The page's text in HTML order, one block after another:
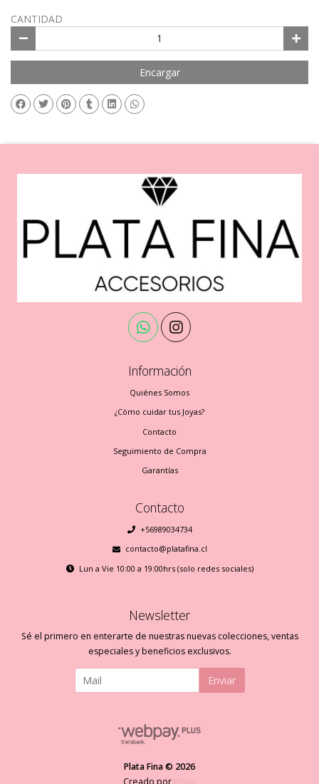
CANTIDAD
Encargar
Información
Quiénes Somos
¿Cómo cuidar tus Joyas?
Contacto
Seguimiento de Compra
Garantías
Contacto
+56989034734
contacto@platafina.cl
Lun a Vie 10:00 a 19:00hrs (solo redes sociales)
Newsletter
Sé el primero en enterarte de nuestras nuevas colecciones, ventas
especiales y beneficios exclusivos.
Enviar
Plata Fina © 2026
Creado por